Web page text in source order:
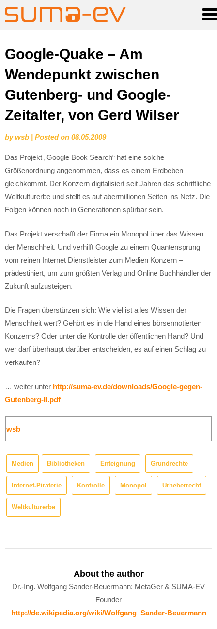
Skip
content
Google-Quake – Am
Wendepunkt zwischen
Gutenberg- und Google-
Zeitalter, von Gerd Wilser
bywsb | Posted on 08.05.2009
Das Projekt „Google Book Search“ hat eine solche
Größenordnung angenommen, dass es einem Erdbeben
gleichkommt. Der Konzern digitalisiert seit Jahren das schriftliche
Weltkulturerbe und stellt es auf abermillionen Seiten ins Netz. Die
Folgen können noch in Generationen spürbar sein.
Das Projekt verschafft der Firma ein Monopol über das Wissen
der Menschheit. Und verhilft Google zu einem Quantensprung
vom reinen Internet Dienstleister zum Medien Konzern –
prädestiniert, um zum größten Verlag und Online Buchhändler der
Zukunft aufzusteigen.
Die Fragen überstürzen sich: Wie viel ist alles Wissen der
Menschheit wert? Gehört es in die Hand eines börsennotierten
Konzerns? Oder unter die Kontrolle der öffentlichen Hand? Und
wer darf überhaupt darüber entscheiden, es auf einen Schlag zu
verkaufen?
… weiter unter http://suma-ev.de/downloads/Google-gegen-
Gutenberg-II.pdf
wsb
Medien Bibliotheken Enteignung Grundrechte
Internet-Piraterie Kontrolle Monopol Urheberrecht
Weltkulturerbe
About the author
Dr.-Ing. Wolfgang Sander-Beuermann: MetaGer & SUMA-EV
Founder
http://de.wikipedia.org/wiki/Wolfgang_Sander-Beuermann